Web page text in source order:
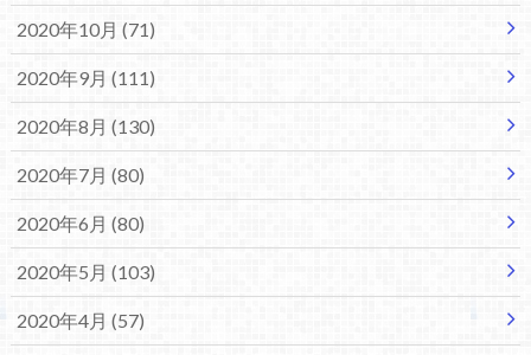
2020年10月 (71)
2020年9月 (111)
2020年8月 (130)
2020年7月 (80)
2020年6月 (80)
2020年5月 (103)
2020年4月 (57)